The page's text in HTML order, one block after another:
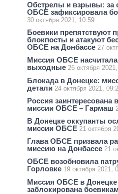
Обстрелы и взрывы: за
ОБСЕ зафиксировала
30 октября 2021, 10:59
Боевики препятствуют
блокпосты и атакуют
ОБСЕ на Донбассе 27
Миссия ОБСЕ
выходные 26 октября
Блокада в Донецке:
детали 24 октября 2021,
Россия заинтересована
миссии ОБСЕ – Гармаш
В Донецке оккупанты
миссии ОБСЕ 21 октября
Глава ОБСЕ призвала
миссию на Донбассе 21
ОБСЕ возобновила
Горловке 19 октября 2021,
Миссия ОБСЕ в Донецке
заблокирована